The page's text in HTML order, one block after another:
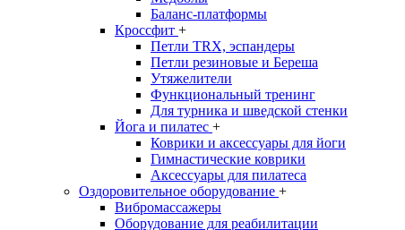
Баланс-платформы
Кроссфит +
Петли TRX, эспандеры
Петли резиновые и Береша
Утяжелители
Функциональный тренинг
Для турника и шведской стенки
Йога и пилатес +
Коврики и аксессуары для йоги
Гимнастические коврики
Аксессуары для пилатеса
Оздоровительное оборудование +
Вибромассажеры
Оборудование для реабилитации